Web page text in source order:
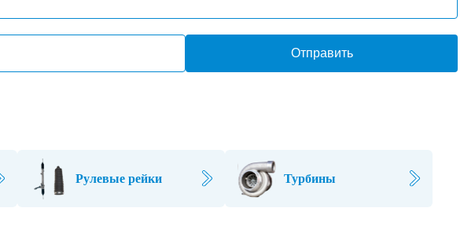
Отправить
Рулевые рейки Турбины